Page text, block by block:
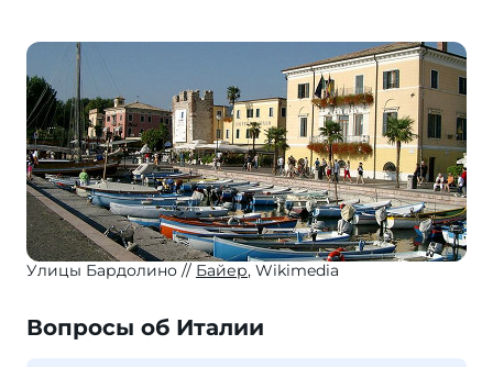
Улицы Бардолино Байер, Wikimedia
Вопросы об Италии